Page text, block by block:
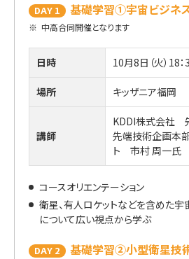
DAY 1 基礎学習①宇宙ビジネ
※ 中高合同開催となります
日時 10月8日（火）18
場所 キッザニア福岡
講師
KDDI株式会社
先端技術企画本
ト 市村 周一氏
コースオリエンテーション
衛星、有人ロケットなどを含めた
について広い視点から学ぶ
DAY 2 基礎学習②小型衛星技